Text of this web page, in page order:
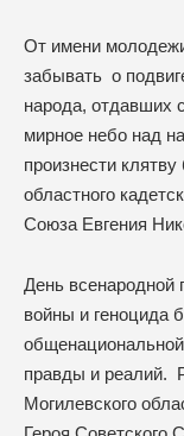
От имени
забывать о
народа, отдавших
мирное небо над
произнести
областного
Союза Евгения
День всенародной
войны и геноцида
правды и реалий.
Могилевского